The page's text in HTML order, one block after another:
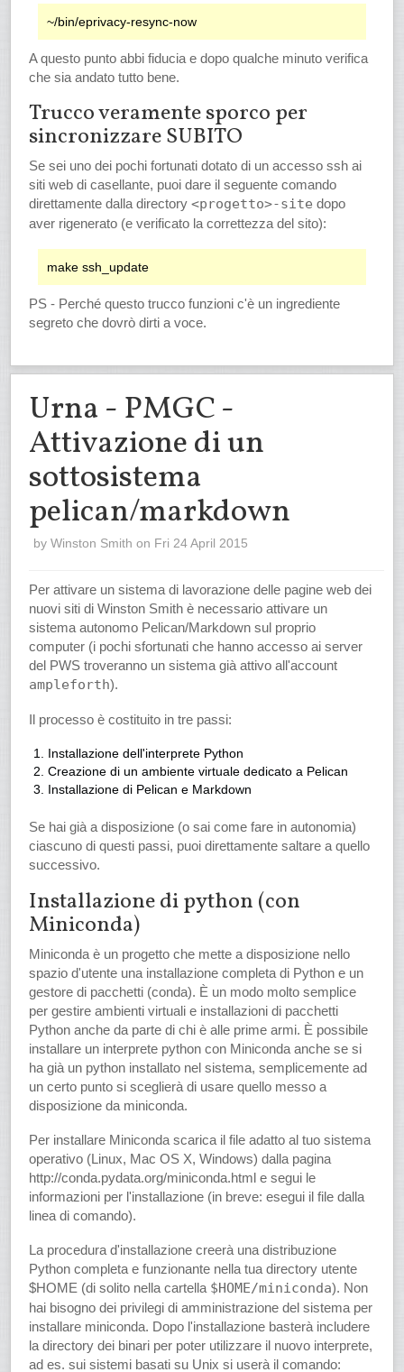
A questo punto abbi fiducia e dopo qualche minuto verifica
che sia andato tutto bene.
Trucco veramente sporco per
sincronizzare SUBITO
Se sei uno dei pochi fortunati dotato di un accesso ssh ai
siti web di casellante, puoi dare il seguente comando
direttamente dalla directory<progetto>-site dopo
aver rigenerato (e verificato la correttezza del sito):
PS - Perché questo trucco funzioni c'è un ingrediente
segreto che dovrò dirti a voce.
Urna - PMGC -
Attivazione di un
sottosistema
pelican/markdown
byWinston Smith on Fri 24 April 2015
Per attivare un sistema di lavorazione delle pagine web dei
nuovi siti di Winston Smith è necessario attivare un
sistema autonomo Pelican/Markdown sul proprio
computer (i pochi sfortunati che hanno accesso ai server
del PWS troveranno un sistema già attivo all'account
ampleforth).
Il processo è costituito in tre passi:
Installazione dell'interprete Python
Creazione di un ambiente virtuale dedicato a Pelican
Installazione di Pelican e Markdown
Se hai già a disposizione (o sai come fare in autonomia)
ciascuno di questi passi, puoi direttamente saltare a quello
successivo.
Installazione di python (con
Miniconda)
Miniconda è un progetto che mette a disposizione nello
spazio d'utente una installazione completa di Python e un
gestore di pacchetti (conda). È un modo molto semplice
per gestire ambienti virtuali e installazioni di pacchetti
Python anche da parte di chi è alle prime armi. È possibile
installare un interprete python con Miniconda anche se si
ha già un python installato nel sistema, semplicemente ad
un certo punto si sceglierà di usare quello messo a
disposizione da miniconda.
Per installare Miniconda scarica il file adatto al tuo sistema
operativo (Linux, Mac OS X, Windows) dalla pagina
http://conda.pydata.org/miniconda.html e segui le
informazioni per l'installazione (in breve: esegui il file dalla
linea di comando).
La procedura d'installazione creerà una distribuzione
Python completa e funzionante nella tua directory utente
$HOME (di solito nella cartella $HOME/miniconda). Non
hai bisogno dei privilegi di amministrazione del sistema per
installare miniconda. Dopo l'installazione basterà includere
la directory dei binari per poter utilizzare il nuovo interprete,
ad es. sui sistemi basati su Unix si userà il comando: